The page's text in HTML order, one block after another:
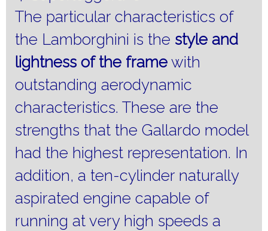
The particular characteristics of
the Lamborghini is the style and
lightness of the frame with
outstanding aerodynamic
characteristics. These are the
strengths that the Gallardo model
had the highest representation. In
addition, a ten-cylinder naturally
aspirated engine capable of
running at very high speeds a